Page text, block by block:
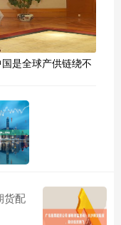
是全球产供链绕不
货配